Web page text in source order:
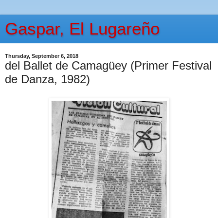
Gaspar, El Lugareño
Thursday, September 6, 2018
del Ballet de Camagüey (Primer Festival
de Danza, 1982)